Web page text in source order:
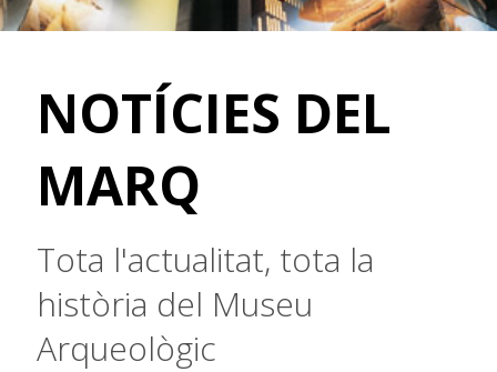
NOTÍCIES DEL
MARQ
Tota l'actualitat, tota la
història del Museu
Arqueològic